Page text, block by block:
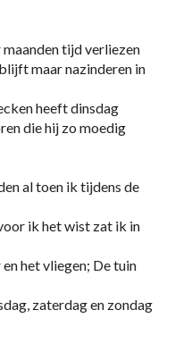
maanden tijd verliezen
maar nazinderen in
heeft dinsdag
die hij zo moedig
al toen ik tijdens de
ik het wist zat ik in
het vliegen; De tuin
zaterdag en zondag